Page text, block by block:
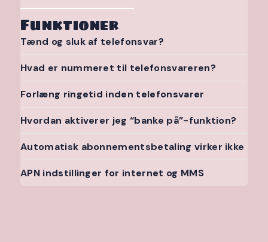
Funktioner
Tænd og sluk af telefonsvar?
Hvad er nummeret til telefonsvareren?
Forlæng ringetid inden telefonsvarer
Hvordan aktiverer jeg “banke på”-funktion?
Automatisk abonnementsbetaling virker ikke
APN indstillinger for internet og MMS